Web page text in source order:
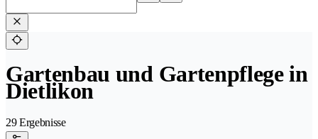
Gartenbau und Gartenpflege in
Dietlikon
29 Ergebnisse